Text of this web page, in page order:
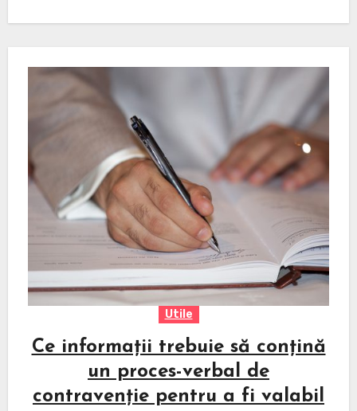
Utile
Ce informații trebuie să conțină
un proces-verbal de
contravenție pentru a fi valabil